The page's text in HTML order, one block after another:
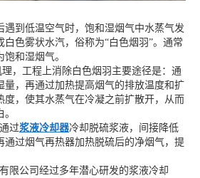
到低温空气时，饱和湿烟气中水蒸气发
白色雾状水汽，俗称为“白色烟羽”。通常
和湿烟气。
，工程上消除白色烟羽主要途径是：通
量，再通过加热提高烟气的排放温度和扩
度，使其水蒸气在冷凝之前扩散开，从而
过浆液冷却器冷却脱硫浆液，间接降低
通过烟气再热器加热脱硫后的净烟气，提
公司经过多年潜心研发的浆液冷却